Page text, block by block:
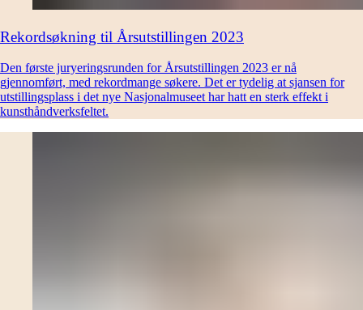
Rekordsøkning til Årsutstillingen 2023
Den første juryeringsrunden for Årsutstillingen 2023 er nå
gjennomført, med rekordmange søkere. Det er tydelig at sjansen for
utstillingsplass i det nye Nasjonalmuseet har hatt en sterk effekt i
kunsthåndverksfeltet.